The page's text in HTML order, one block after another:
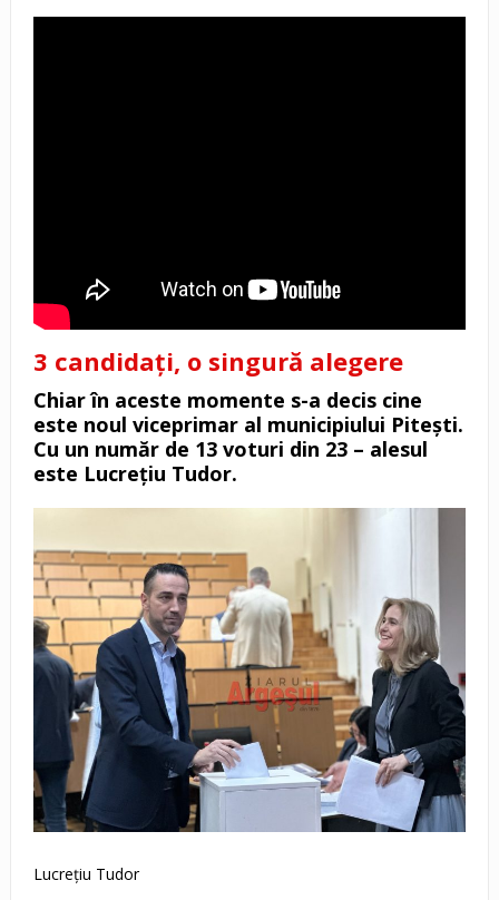
3 candidați, o singură alegere
Chiar în aceste momente s-a decis cine
este noul viceprimar al municipiului Pitești.
Cu un număr de 13 voturi din 23 – alesul
este Lucrețiu Tudor.
Lucrețiu Tudor